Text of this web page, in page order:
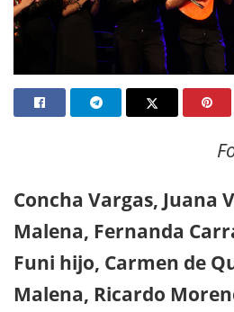
Concha Vargas, Juana
Malena, Fernanda
Funi hijo, Carmen de
Malena, Ricardo